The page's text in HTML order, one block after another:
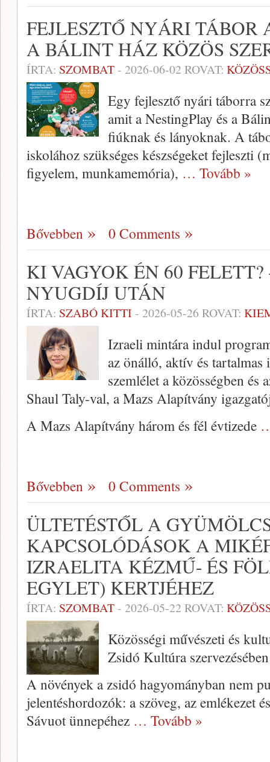
FEJLESZTŐ NYÁRI TÁBOR
A BÁLINT HÁZ KÖZÖS
ÍRTA: SZOMBAT- 2026-06-02 ROVAT:
Egy fejlesztő nyári táborra
amit a NestingPlay és a
fiúknak és lányoknak. A
iskolához szükséges készségeket fejleszti
figyelem, munkamemória), … Tovább »
Bővebben 0 Comments
KI VAGYOK ÉN 60
NYUGDÍJ UTÁN
ÍRTA: SZABÓ KITTI - 2026-05-26 ROVAT:
Izraeli mintára indul
az önálló, aktív és
szemlélet a közösségben és
Shaul Taly-val, a Mazs Alapítvány
A Mazs Alapítvány három és fél évtizede
Bővebben 0 Comments
ÜLTETÉSTŐL A
KAPCSOLÓDÁSOK A
IZRAELITA KÉZMŰ- ÉS
EGYLET) KERTJÉHEZ
ÍRTA: SZOMBAT- 2026-05-22 ROVAT:
Közösségi művészeti és
Zsidó Kultúra
A növények a zsidó hagyományban nem
jelentéshordozók: a szöveg, az emlékezet
Sávuot ünnepéhez … Tovább »